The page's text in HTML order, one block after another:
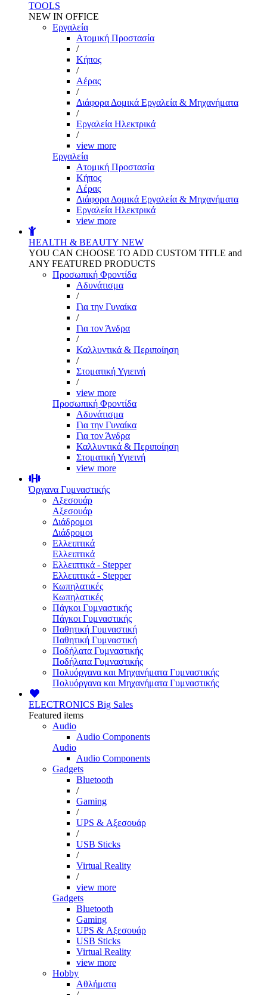
TOOLS
NEW IN OFFICE
Εργαλεία
Aτομική Προστασία
/
Kήπος
/
Αέρας
/
Διάφορα Δομικά Εργαλεία & Μηχανήματα
/
Εργαλεία Ηλεκτρικά
/
view more
Εργαλεία
Aτομική Προστασία
Kήπος
Αέρας
Διάφορα Δομικά Εργαλεία & Μηχανήματα
Εργαλεία Ηλεκτρικά
view more
HEALTH & BEAUTY NEW
YOU CAN CHOOSE TO ADD CUSTOM TITLE and
ANY FEATURED PRODUCTS
Προσωπική Φροντίδα
Αδυνάτισμα
/
Για την Γυναίκα
/
Για τον Άνδρα
/
Καλλυντικά & Περιποίηση
/
Στοματική Υγιεινή
/
view more
Προσωπική Φροντίδα
Αδυνάτισμα
Για την Γυναίκα
Για τον Άνδρα
Καλλυντικά & Περιποίηση
Στοματική Υγιεινή
view more
Όργανα Γυμναστικής
Αξεσουάρ
Αξεσουάρ
Διάδρομοι
Διάδρομοι
Ελλειπτικά
Ελλειπτικά
Ελλειπτικά - Stepper
Ελλειπτικά - Stepper
Κωπηλατικές
Κωπηλατικές
Πάγκοι Γυμναστικής
Πάγκοι Γυμναστικής
Παθητική Γυμναστική
Παθητική Γυμναστική
Ποδήλατα Γυμναστικής
Ποδήλατα Γυμναστικής
Πολυόργανα και Μηχανήματα Γυμναστικής
Πολυόργανα και Μηχανήματα Γυμναστικής
ELECTRONICS Big Sales
Featured items
Audio
Audio Components
Audio
Audio Components
Gadgets
Bluetooth
/
Gaming
/
UPS & Αξεσουάρ
/
USB Sticks
/
Virtual Reality
/
view more
Gadgets
Bluetooth
Gaming
UPS & Αξεσουάρ
USB Sticks
Virtual Reality
view more
Hobby
Αθλήματα